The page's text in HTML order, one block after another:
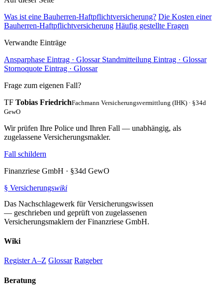
Was ist eine Bauherren-Haftpflichtversicherung? Die Kosten einer
Bauherren-Haftpflichtversicherung Häufig gestellte Fragen
Verwandte Einträge
Ansparphase Eintrag · Glossar Standmitteilung Eintrag · Glossar
Stornoquote Eintrag · Glossar
Frage zum eigenen Fall?
TF Tobias FriedrichFachmann Versicherungsvermittlung (IHK) · §34d
GewO
Wir prüfen Ihre Police und Ihren Fall — unabhängig, als
zugelassene Versicherungsmakler.
Fall schildern
Finanzriese GmbH · §34d GewO
§ Versicherungswiki
Das Nachschlagewerk für Versicherungswissen
— geschrieben und geprüft von zugelassenen
Versicherungsmaklern der Finanzriese GmbH.
Wiki
Register A–Z Glossar Ratgeber
Beratung